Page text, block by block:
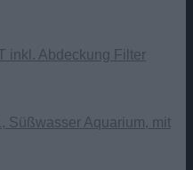
inkl. Abdeckung Filter
Süßwasser Aquarium, mit